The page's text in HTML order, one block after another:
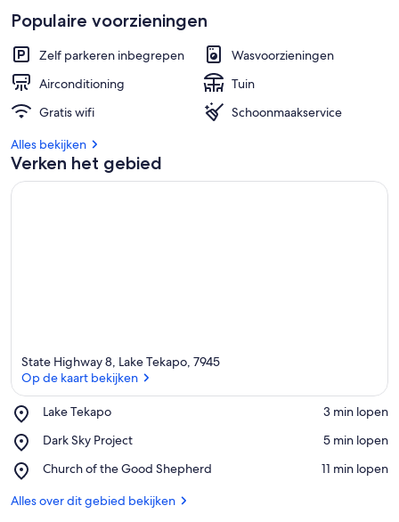
Populaire voorzieningen
Zelf parkeren inbegrepen
Wasvoorzieningen
Airconditioning
Tuin
Gratis wifi
Schoonmaakservice
Alles bekijken
Verken het gebied
State Highway 8, Lake Tekapo, 7945
Op de kaart bekijken
Lake Tekapo
Place,
Tekapo
‪3 min lopen‬
Dark Sky Project
Place,
Sky
‪5 min lopen‬
Church of the Good Shepherd
Place,
of
‪11 min lopen‬
Alles over dit gebied bekijken